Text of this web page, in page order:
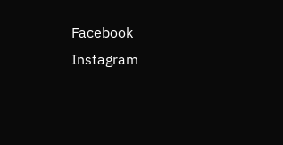
Facebook
Instagram